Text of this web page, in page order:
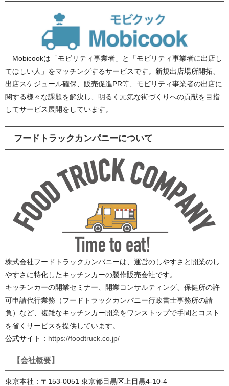
Mobicookは「モビリティ事業者」と「モビリティ事業者に出店し
てほしい人」をマッチングするサービスです。新規出店場所開拓、
出店スケジュール確保、販売促進PR等、モビリティ事業者の出店に
関する様々な課題を解決し、明るく元気な街づくりへの貢献を目指
してサービス展開をしています。
フードトラックカンパニーについて
株式会社フードトラックカンパニーは、運営のしやすさと開業のし
やすさに特化したキッチンカーの製作販売会社です。
キッチンカーの開業セミナー、開業コンサルティング、保健所の許
可申請代行業務（フードトラックカンパニー行政書士事務所の請
負）など、複雑なキッチンカー開業をワンストップで手間とコスト
を省くサービスを提供しています。
公式サイト： https://foodtruck.co.jp/
【会社概要】
東京本社：〒153-0051 東京都目黒区上目黒4-10-4